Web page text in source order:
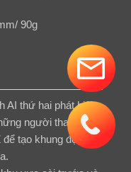
90g
AI thứ hai phát hiện
người tham gia
tạo khung động